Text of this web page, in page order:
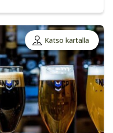
Katso kartalla